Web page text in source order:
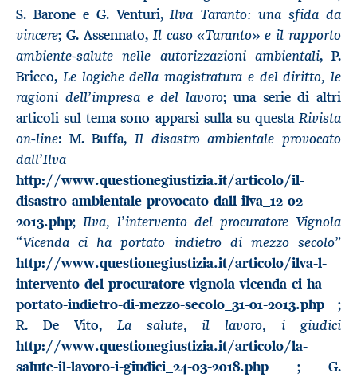
S. Barone e G. Venturi,Ilva Taranto: una sfida da
vincere; G. Assennato,Il caso «Taranto» e il rapporto
ambiente-salute nelle autorizzazioni ambientali, P.
Bricco, Le logiche della magistratura e del diritto, le
ragioni dell’impresa e del lavoro; una serie di altri
articoli sul tema sono apparsi sulla su questaRivista
on-line: M. Buffa,Il disastro ambientale provocato
dall’Ilva
http://www.questionegiustizia.it/articolo/il-
disastro-ambientale-provocato-dall-ilva_12-02-
2013.php;Ilva, l’intervento del procuratore Vignola
“Vicenda ci ha portato indietro di mezzo secolo”
http://www.questionegiustizia.it/articolo/ilva-l-
intervento-del-procuratore-vignola-vicenda-ci-ha-
portato-indietro-di-mezzo-secolo_31-01-2013.php ;
R. De Vito, La salute, il lavoro, i giudici
http://www.questionegiustizia.it/articolo/la-
salute-il-lavoro-i-giudici_24-03-2018.php ; G.